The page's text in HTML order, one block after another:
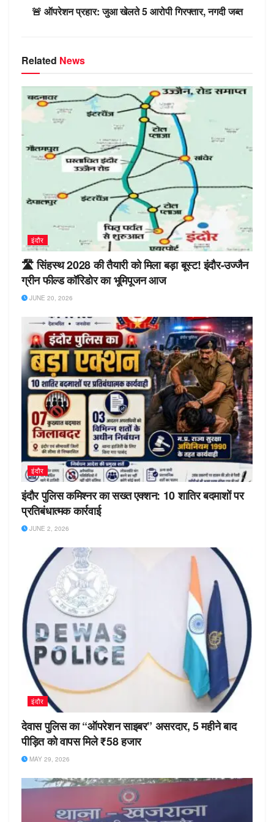
k ni
🚨 ऑपरेशन प्रहार: जुआ खेलते 5 आरोपी गिरफ्तार, नगदी जब्त
Related News
इंदौर
🛣️ सिंहस्थ 2028 की तैयारी को मिला बड़ा बूस्ट! इंदौर-उज्जैन
ग्रीन फील्ड कॉरिडोर का भूमिपूजन आज
JUNE 20, 2026
इंदौर
इंदौर पुलिस कमिश्नर का सख्त एक्शन: 10 शातिर बदमाशों पर
प्रतिबंधात्मक कार्रवाई
JUNE 2, 2026
इंदौर
देवास पुलिस का “ऑपरेशन साइबर” असरदार, 5 महीने बाद
पीड़ित को वापस मिले ₹58 हजार
MAY 29, 2026